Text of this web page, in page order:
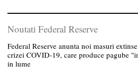
Noutati Federal Reserve
Federal Reserve anunta noi masuri
crizei COVID-19, care produce pagube
in lume